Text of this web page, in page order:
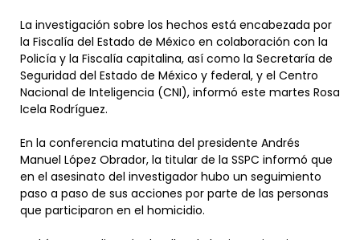
La investigación sobre los hechos está encabezada por
la Fiscalía del Estado de México en colaboración con la
Policía y la Fiscalía capitalina, así como la Secretaría de
Seguridad del Estado de México y federal, y el Centro
Nacional de Inteligencia (CNI), informó este martes Rosa
Icela Rodríguez.
En la conferencia matutina del presidente Andrés
Manuel López Obrador, la titular de la SSPC informó que
en el asesinato del investigador hubo un seguimiento
paso a paso de sus acciones por parte de las personas
que participaron en el homicidio.